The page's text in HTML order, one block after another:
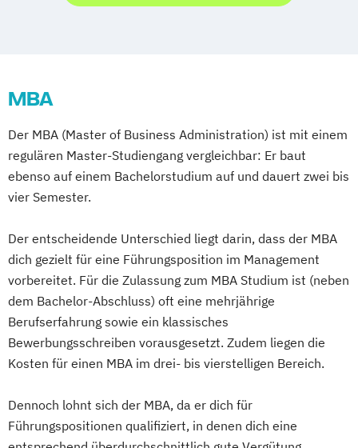
MBA
Der MBA (Master of Business Administration) ist mit einem
regulären Master-Studiengang vergleichbar: Er baut
ebenso auf einem Bachelorstudium auf und dauert zwei bis
vier Semester.
Der entscheidende Unterschied liegt darin, dass der MBA
dich gezielt für eine Führungsposition im Management
vorbereitet. Für die Zulassung zum MBA Studium ist (neben
dem Bachelor-Abschluss) oft eine mehrjährige
Berufserfahrung sowie ein klassisches
Bewerbungsschreiben vorausgesetzt. Zudem liegen die
Kosten für einen MBA im drei- bis vierstelligen Bereich.
Dennoch lohnt sich der MBA, da er dich für
Führungspositionen qualifiziert, in denen dich eine